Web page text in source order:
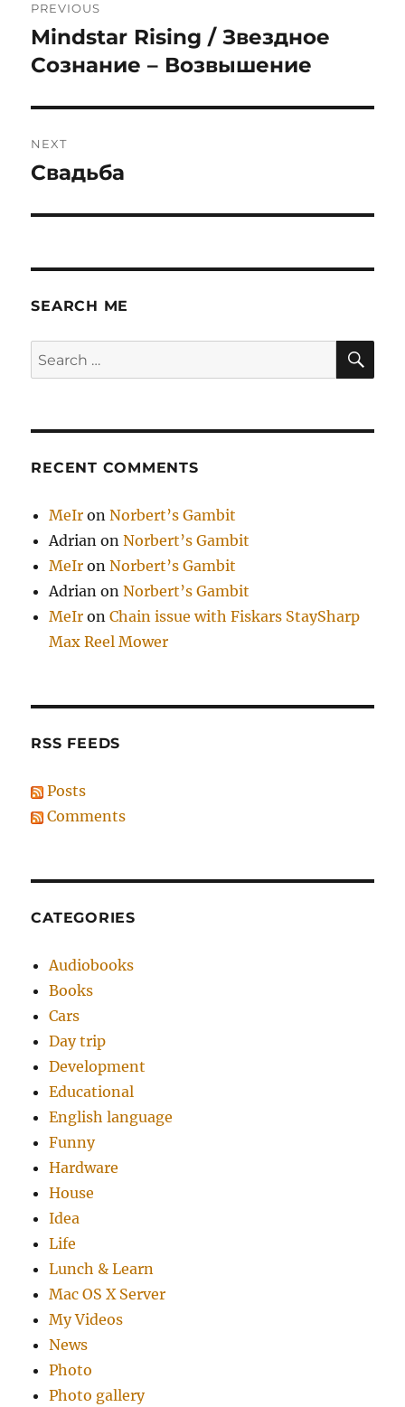
navigation
PREVIOUS
Previous
post:
Mindstar Rising / Звездное
Сознание – Возвышение
NEXT
Next
Свадьба
SEARCH ME
Search
for:
RECENT COMMENTS
MeIr onNorbert’s Gambit
Adrian onNorbert’s Gambit
MeIr onNorbert’s Gambit
Adrian onNorbert’s Gambit
MeIr onChain issue with Fiskars StaySharp
Max Reel Mower
RSS FEEDS
Posts
Comments
CATEGORIES
Audiobooks
Books
Cars
Day trip
Development
Educational
English language
Funny
Hardware
House
Idea
Life
Lunch & Learn
Mac OS X Server
My Videos
News
Photo
Photo gallery